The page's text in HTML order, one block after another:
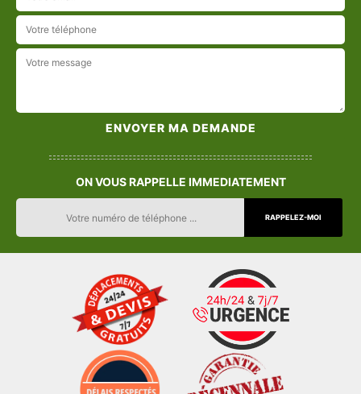
ON VOUS RAPPELLE IMMEDIATEMENT